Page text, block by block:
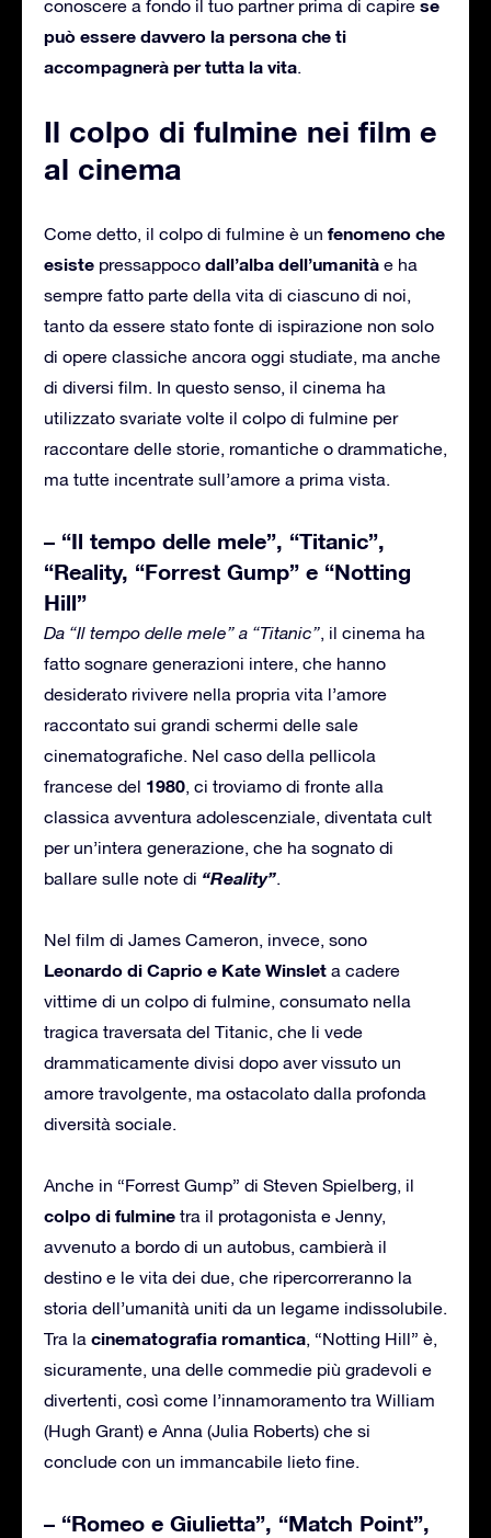
conoscere a fondo il tuo partner prima di capire se
può essere davvero la persona che ti
accompagnerà per tutta la vita.
Il colpo di fulmine nei film e
al cinema
Come detto, il colpo di fulmine è un fenomeno che
esiste pressappoco dall’alba dell’umanità e ha
sempre fatto parte della vita di ciascuno di noi,
tanto da essere stato fonte di ispirazione non solo
di opere classiche ancora oggi studiate, ma anche
di diversi film. In questo senso, il cinema ha
utilizzato svariate volte il colpo di fulmine per
raccontare delle storie, romantiche o drammatiche,
ma tutte incentrate sull’amore a prima vista.
– “Il tempo delle mele”, “Titanic”,
“Reality, “Forrest Gump” e “Notting
Hill”
Da “Il tempo delle mele” a “Titanic”, il cinema ha
fatto sognare generazioni intere, che hanno
desiderato rivivere nella propria vita l’amore
raccontato sui grandi schermi delle sale
cinematografiche. Nel caso della pellicola
francese del 1980, ci troviamo di fronte alla
classica avventura adolescenziale, diventata cult
per un’intera generazione, che ha sognato di
ballare sulle note di “Reality”.
Nel film di James Cameron, invece, sono
Leonardo di Caprio e Kate Winslet a cadere
vittime di un colpo di fulmine, consumato nella
tragica traversata del Titanic, che li vede
drammaticamente divisi dopo aver vissuto un
amore travolgente, ma ostacolato dalla profonda
diversità sociale.
Anche in “Forrest Gump” di Steven Spielberg, il
colpo di fulmine tra il protagonista e Jenny,
avvenuto a bordo di un autobus, cambierà il
destino e le vita dei due, che ripercorreranno la
storia dell’umanità uniti da un legame indissolubile.
Tra la cinematografia romantica, “Notting Hill” è,
sicuramente, una delle commedie più gradevoli e
divertenti, così come l’innamoramento tra William
(Hugh Grant) e Anna (Julia Roberts) che si
conclude con un immancabile lieto fine.
– “Romeo e Giulietta”, “Match Point”,